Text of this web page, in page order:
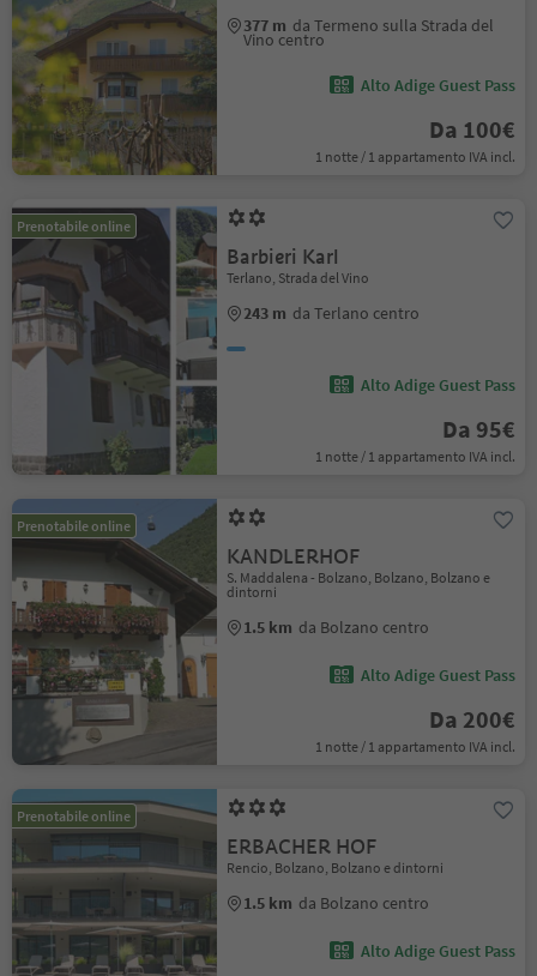
377 m da Termeno sulla Strada del
Vino centro
Alto Adige Guest Pass
Da 100€
1 notte / 1 appartamento IVA incl.
Prenotabile online
Barbieri Karl
Terlano, Strada del Vino
243 m da Terlano centro
Alto Adige Guest Pass
Da 95€
1 notte / 1 appartamento IVA incl.
Prenotabile online
KANDLERHOF
S. Maddalena - Bolzano, Bolzano, Bolzano e
dintorni
1.5 km da Bolzano centro
Alto Adige Guest Pass
Da 200€
1 notte / 1 appartamento IVA incl.
Prenotabile online
ERBACHER HOF
Rencio, Bolzano, Bolzano e dintorni
1.5 km da Bolzano centro
Alto Adige Guest Pass